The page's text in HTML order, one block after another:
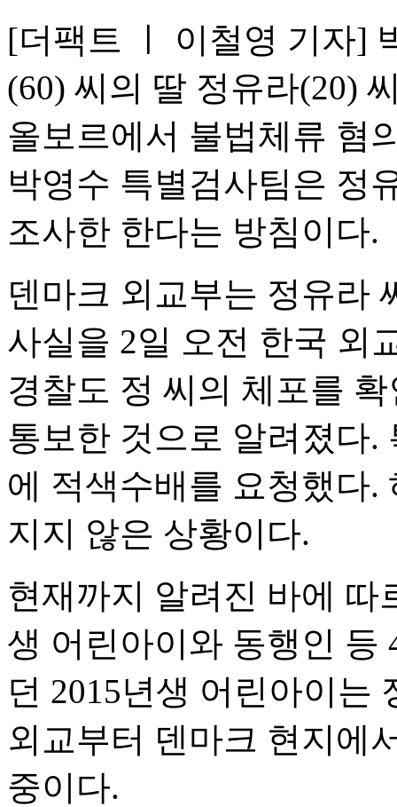
[더팩트 ㅣ 이철영 기자]
(60) 씨의 딸 정유라(20)
올보르에서 불법체류 혐
박영수 특별검사팀은 정
조사한 한다는 방침이다.
덴마크 외교부는 정유라
사실을 2일 오전 한국 외
경찰도 정 씨의 체포를
통보한 것으로 알려졌다.
에 적색수배를 요청했다.
지지 않은 상황이다.
현재까지 알려진 바에 따
생 어린아이와 동행인 등
던 2015년생 어린아이는
외교부터 덴마크 현지에
중이다.